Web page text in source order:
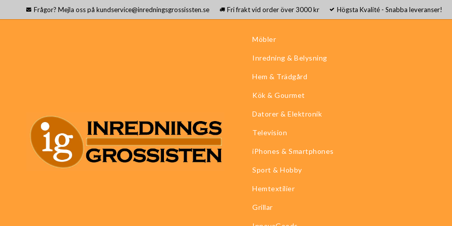
Frågor? Mejla oss på kundservice@inredningsgrossissten.se Fri frakt vid order över 3000 kr Högsta Kvalité - Snabba leveranser!
Möbler
Inredning & Belysning
Hem & Trädgård
Kök & Gourmet
Datorer & Elektronik
Television
iPhones & Smartphones
Sport & Hobby
Hemtextilier
Grillar